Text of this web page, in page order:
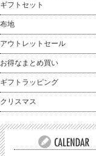
ギフトセット
布地
アウトレットセール
お得なまとめ買い
ギフトラッピング
クリスマス